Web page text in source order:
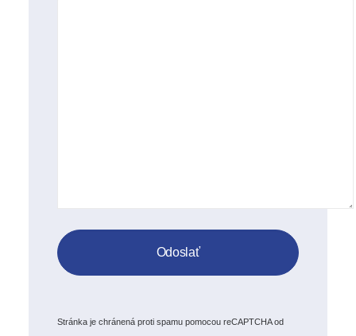
Stránka je chránená proti spamu pomocou reCAPTCHA od